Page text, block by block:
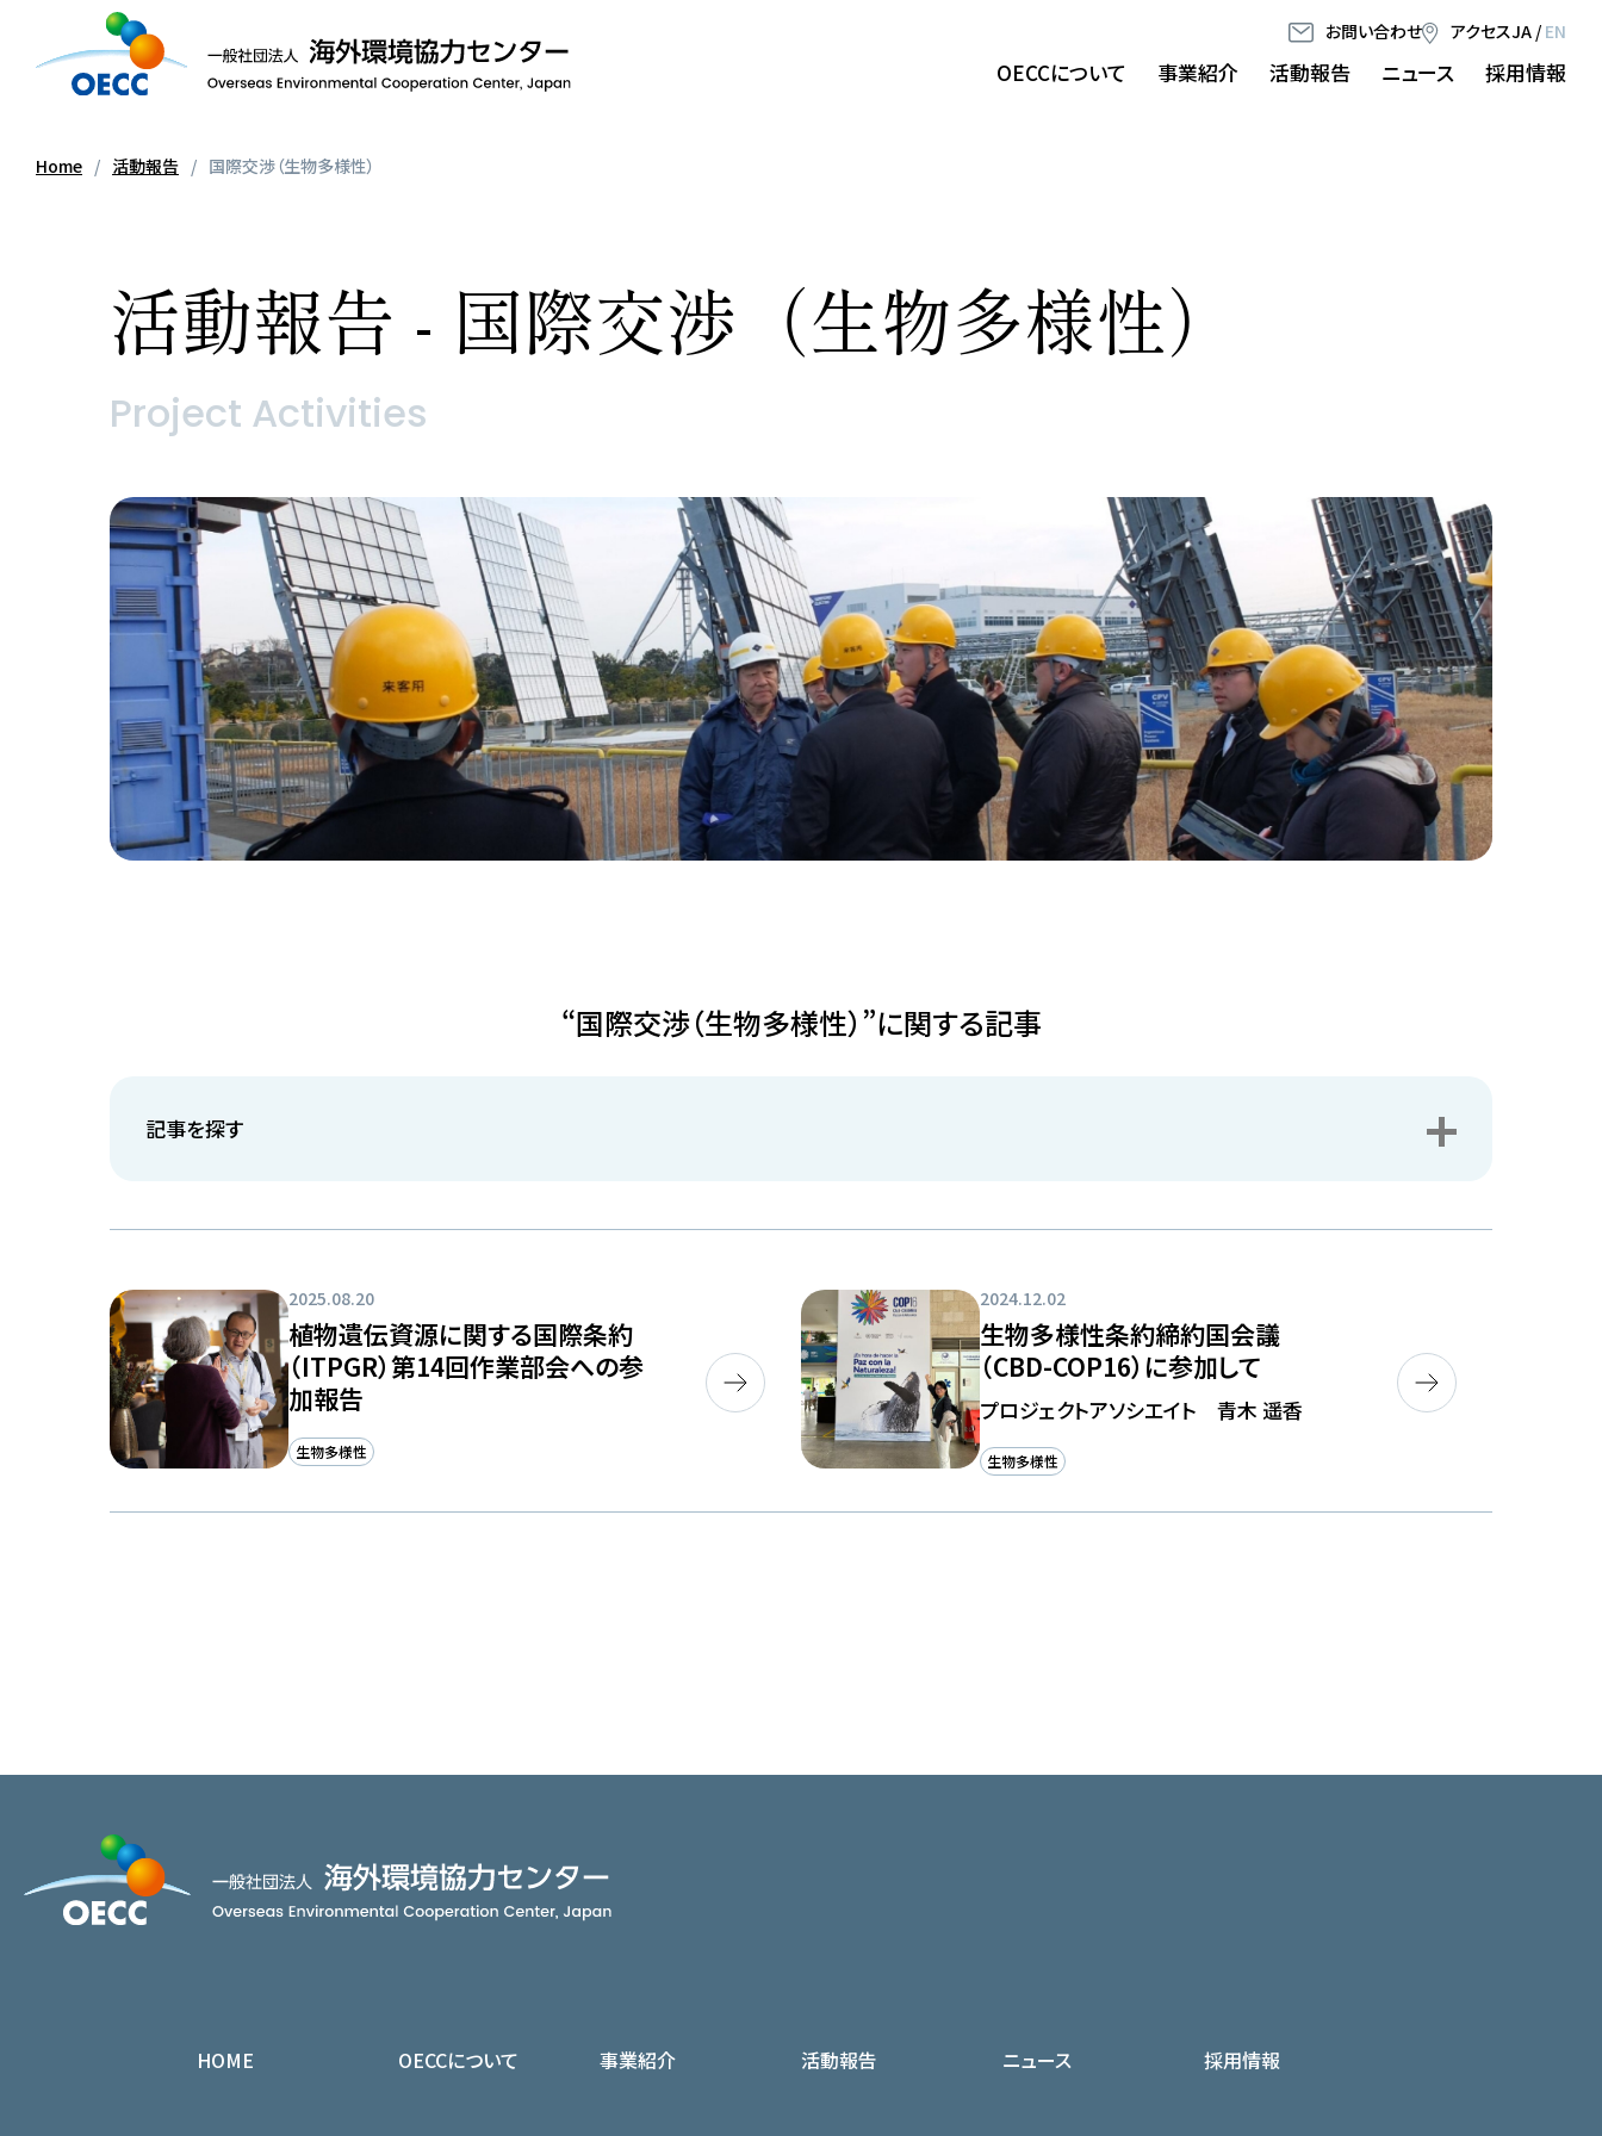
お問い合わせ アクセスJA / EN
OECCについて 事業紹介 活動報告 ニュース 採用情報
活動報告
ニュース
お問い合わせ
アクセス
JA/EN
Home 活動報告 国際交渉（生物多様性）
活動報告 - 国際交渉（生物多様性）
Project Activities
“国際交渉（生物多様性）”に関する記事
記事を探す
2025.08.20
植物遺伝資源に関する国際条約
（ITPGR）第14回作業部会への参
加報告
生物多様性
2024.12.02
生物多様性条約締約国会議
（CBD-COP16）に参加して
プロジェクトアソシエイト 青木 遥香
生物多様性
HOME OECCについて 事業紹介 活動報告 ニュース 採用情報